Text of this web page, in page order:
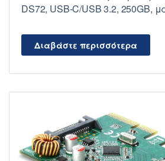
DS72, USB-C/USB 3.2, 250GB,
Διαβάστε περισσότερα